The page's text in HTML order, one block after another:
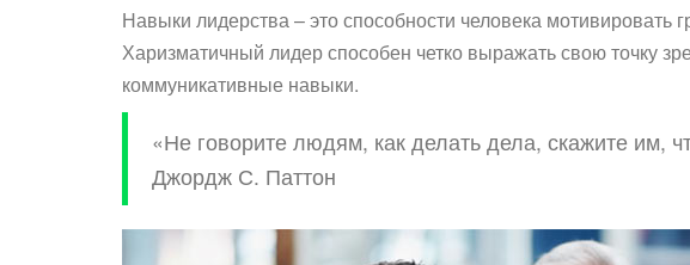
Навыки лидерства – это способности человека
Харизматичный лидер способен четко выражать свою точку
коммуникативные навыки.
«Не говорите людям, как делать дела, скажите им,
Джордж С. Паттон